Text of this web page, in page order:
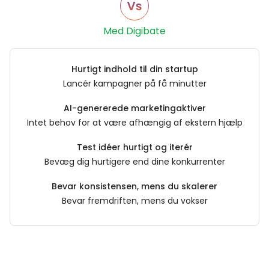
Med Digibate
Hurtigt indhold til din startup
Lancér kampagner på få minutter
AI-genererede marketingaktiver
Intet behov for at være afhængig af ekstern hjælp
Test idéer hurtigt og iterér
Bevæg dig hurtigere end dine konkurrenter
Bevar konsistensen, mens du skalerer
Bevar fremdriften, mens du vokser